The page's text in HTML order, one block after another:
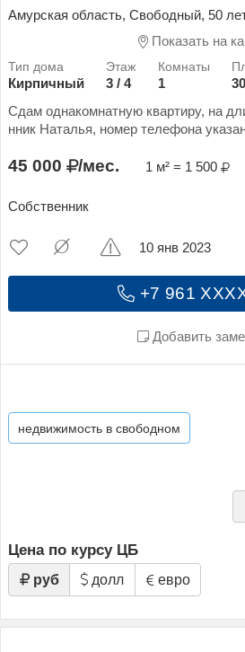
Амурская область, Свободный, 50
Показать на
Кирпичный 3 / 4 1
Сдам однакомнатную квартиру, на
нник Наталья, номер телефона
45 000 /мес. 1 м² = 1 500
Собственник
+7 961
Добавить
10 янв 2023
недвижимость в свободном
Цена по курсу ЦБ
руб долл евро